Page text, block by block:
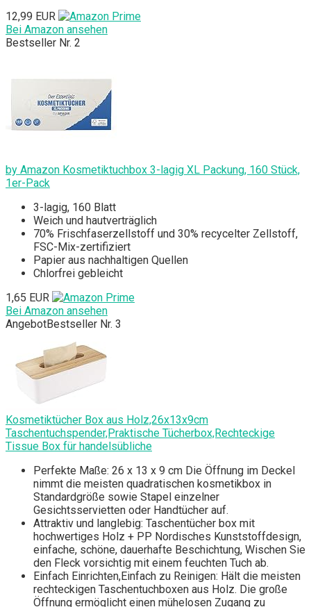
12,99 EUR
Bei Amazon ansehen
Bestseller Nr. 2
by Amazon Kosmetiktuchbox 3-lagig XL Packung, 160 Stück,
1er-Pack
3-lagig, 160 Blatt
Weich und hautverträglich
70% Frischfaserzellstoff und 30% recycelter Zellstoff,
FSC-Mix-zertifiziert
Papier aus nachhaltigen Quellen
Chlorfrei gebleicht
1,65 EUR
Bei Amazon ansehen
AngebotBestseller Nr. 3
Kosmetiktücher Box aus Holz,26x13x9cm
Taschentuchspender,Praktische Tücherbox,Rechteckige
Tissue Box für handelsübliche
Perfekte Maße: 26 x 13 x 9 cm Die Öffnung im Deckel
nimmt die meisten quadratischen kosmetikbox in
Standardgröße sowie Stapel einzelner
Gesichtsservietten oder Handtücher auf.
Attraktiv und langlebig: Taschentücher box mit
hochwertiges Holz + PP Nordisches Kunststoffdesign,
einfache, schöne, dauerhafte Beschichtung, Wischen Sie
den Fleck vorsichtig mit einem feuchten Tuch ab.
Einfach Einrichten,Einfach zu Reinigen: Hält die meisten
rechteckigen Taschentuchboxen aus Holz. Die große
Öffnung ermöglicht einen mühelosen Zugang zu